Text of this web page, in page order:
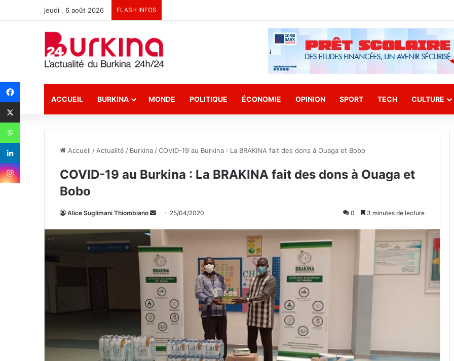
jeudi , 6 août 2026 FLASH INFOS
ACCUEIL BURKINA MONDE POLITIQUE ÉCONOMIE OPINION SPORT TECH CULTURE
Accueil / Actualité / Burkina /COVID-19 au Burkina : La BRAKINA fait des dons à Ouaga et Bobo
COVID-19 au Burkina : La BRAKINA fait des dons à Ouaga et
Bobo
Alice Suglimani Thiombiano
o
y
e
u
c
o
u
25/04/2020 0 3 minutes de lecture